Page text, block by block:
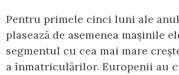
Pentru primele cinci luni ale
plasează de asemenea mașinile
segmentul cu cea mai mare
a înmatriculărilor. Europenii au